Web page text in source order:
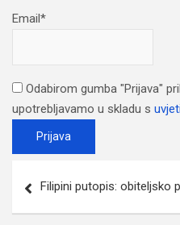
Email*
Odabirom gumba "Prijava"
upotrebljavamo u skladu s
navigation
Filipini putopis: obiteljsko